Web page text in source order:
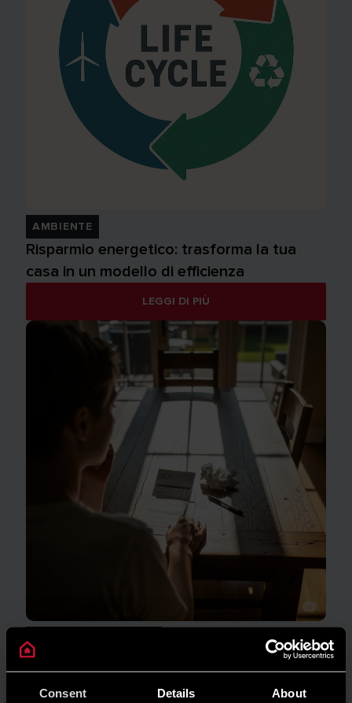
Consent Details About
AMBIENTE
Risparmio energetico: trasforma la tua
casa in un modello di efficienza
LEGGI DI PIÙ
Quanto consuma un condizionatore?
LEGGI DI PIÙ